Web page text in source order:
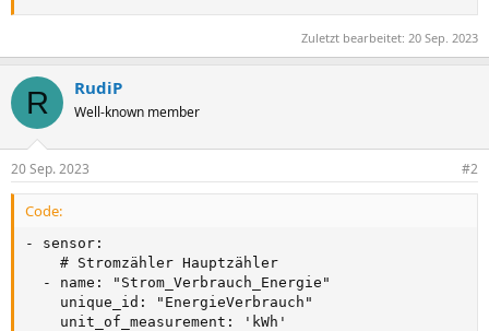
Zuletzt bearbeitet: 20 Sep. 2023
R RudiP
Well-known member
20 Sep. 2023 #2
Code:
- sensor:
    # Stromzähler Hauptzähler
  - name: "Strom_Verbrauch_Energie"
    unique_id: "EnergieVerbrauch"
    unit_of_measurement: 'kWh'